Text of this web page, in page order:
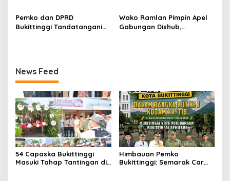
Milik Yayasan Berdasarkan
Putusan Mahkamah Agung
Nomor 2108/K/Pdt/2022
Kampus UFDK
Pemko dan DPRD
Bukittinggi Tandatangani
Wako Ramlan Pimpin Apel
Gabungan Dishub,
News Feed
54 Capaska Bukittinggi
Masuki Tahap Tantingan di
Himbauan Pemko
Bukittinggi: Semarak Car